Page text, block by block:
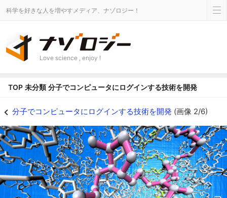
科学を好きな人を増やすメディア、ナゾロジー！
Love science , enjoy !
TOP 未分類 分子でコンピュータにログインする技術を開発
分子でコンピュータにログインする技術を開発 (画像 2/6)